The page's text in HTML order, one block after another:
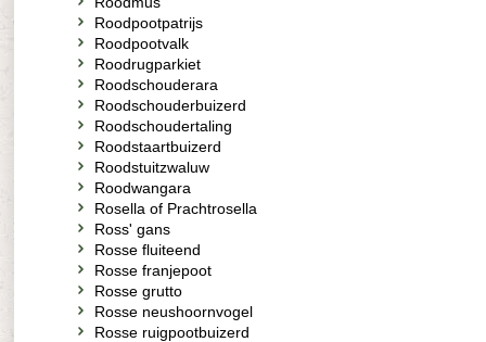
Roodpootpatrijs
Roodpootvalk
Roodrugparkiet
Roodschouderara
Roodschouderbuizerd
Roodschoudertaling
Roodstaartbuizerd
Roodstuitzwaluw
Roodwangara
Rosella of Prachtrosella
Ross' gans
Rosse fluiteend
Rosse franjepoot
Rosse grutto
Rosse neushoornvogel
Rosse ruigpootbuizerd